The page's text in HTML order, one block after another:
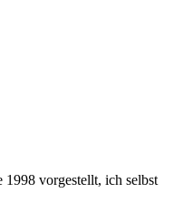
1998 vorgestellt, ich selbst